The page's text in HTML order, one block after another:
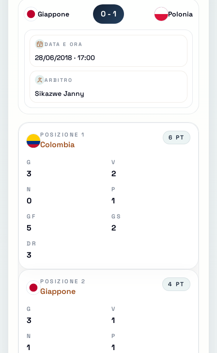
Giappone 0 - 1 Polonia
DATA E ORA
28/06/2018 · 17:00
ARBITRO
Sikazwe Janny
POSIZIONE 1
Colombia
6 PT
G
3
V
2
N
0
P
1
GF
5
GS
2
DR
3
POSIZIONE 2
Giappone
4 PT
G
3
V
1
N
1
P
1